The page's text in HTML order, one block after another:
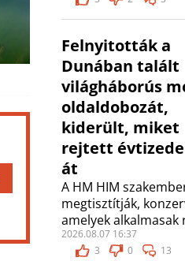
Felnyitották a
Dunában talált
világháborús
oldaldobozát,
kiderült, miket
rejtett
át
A HM HIM
megtisztítják,
amelyek alkalmasak
2026.08.07 16:37
3
0 13